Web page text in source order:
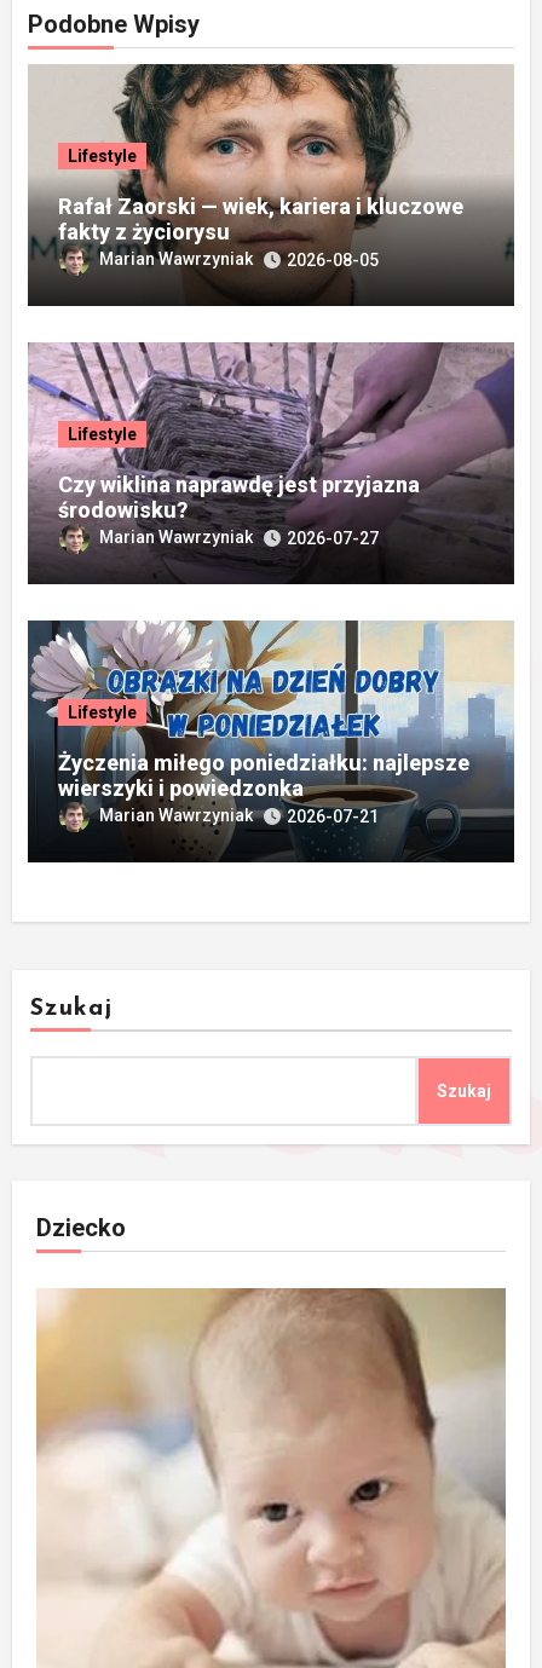
Podobne Wpisy
Lifestyle
Rafał Zaorski — wiek, kariera i kluczowe
fakty z życiorysu
Marian Wawrzyniak 2026-08-05
Lifestyle
Czy wiklina naprawdę jest przyjazna
środowisku?
Marian Wawrzyniak 2026-07-27
Lifestyle
Życzenia miłego poniedziałku: najlepsze
wierszyki i powiedzonka
Marian Wawrzyniak 2026-07-21
Szukaj
Szukaj
Dziecko